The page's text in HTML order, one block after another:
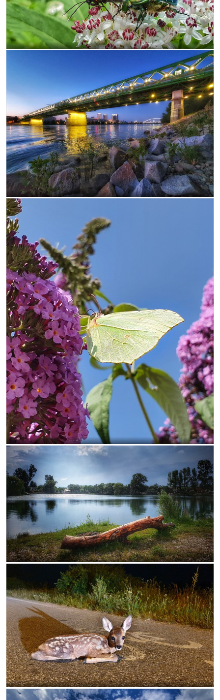
potapanie prepal reklama rychle šachy
SCI sochy spánok starožitnost
tulipany
Vianoce vysoká WB známe